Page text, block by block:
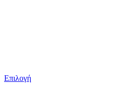
Επιλογή